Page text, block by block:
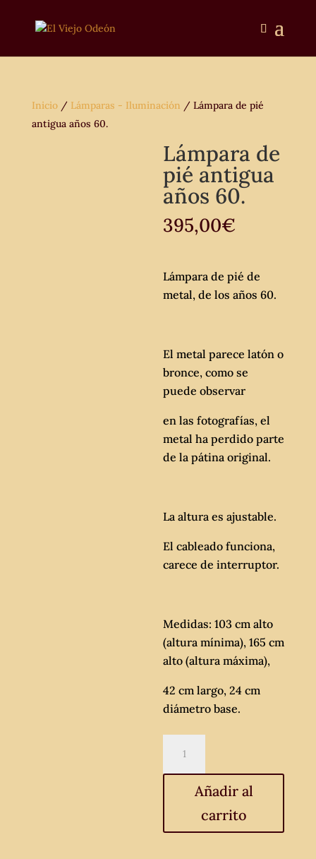
Inicio/ Lámparas - Iluminación / Lámpara de pié
antigua años 60.
Lámpara de
pié antigua
años 60.
395,00€
Lámpara de pié de
metal, de los años 60.
El metal parece latón o
bronce, como se
puede observar
en las fotografías, el
metal ha perdido parte
de la pátina original.
La altura es ajustable.
El cableado funciona,
carece de interruptor.
Medidas: 103 cm alto
(altura mínima), 165 cm
alto (altura máxima),
42 cm largo, 24 cm
diámetro base.
pié
antigua
60.
Añadir al
carrito